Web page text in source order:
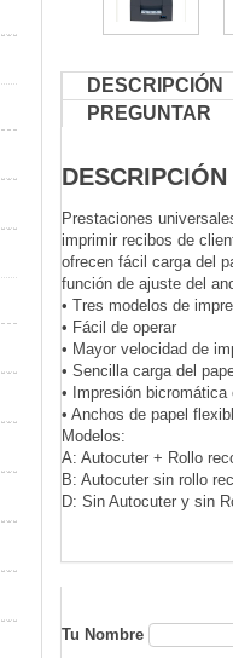
DESCRIPCIÓN
PREGUNTAR
DESCRIPCIÓN
Prestaciones
imprimir recibos de
ofrecen fácil carga del
función de ajuste del
• Tres modelos de
• Fácil de operar
• Mayor velocidad de
• Sencilla carga del
• Impresión bicromática
• Anchos de papel
Modelos:
A: Autocuter + Rollo
B: Autocuter sin rollo
D: Sin Autocuter y sin
Tu Nombre